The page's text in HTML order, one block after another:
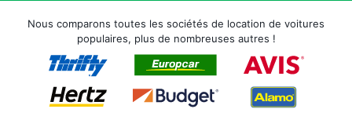
Nous comparons toutes les sociétés de location de voitures
populaires, plus de nombreuses autres !